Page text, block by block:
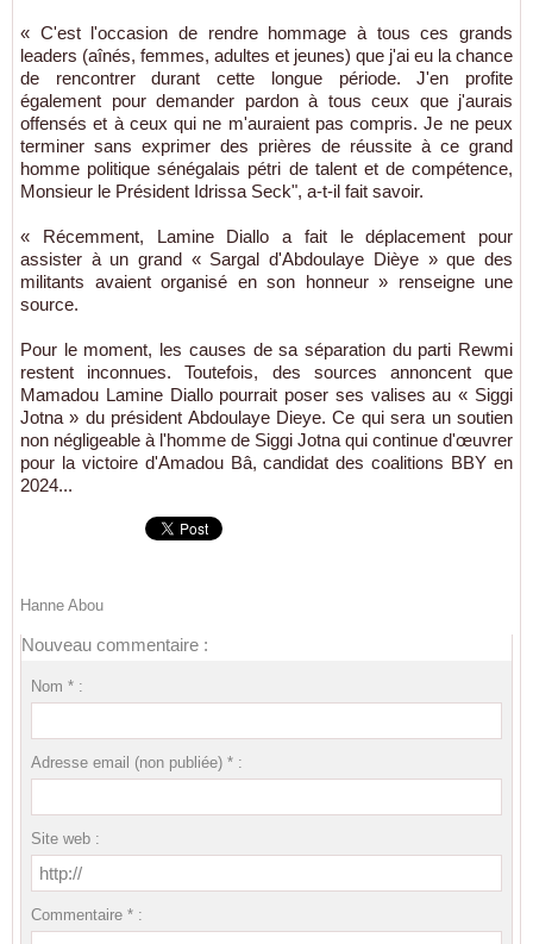
« C'est l'occasion de rendre hommage à tous ces grands
leaders (aînés, femmes, adultes et jeunes) que j'ai eu la chance
de rencontrer durant cette longue période. J'en profite
également pour demander pardon à tous ceux que j'aurais
offensés et à ceux qui ne m'auraient pas compris. Je ne peux
terminer sans exprimer des prières de réussite à ce grand
homme politique sénégalais pétri de talent et de compétence,
Monsieur le Président Idrissa Seck", a-t-il fait savoir.
« Récemment, Lamine Diallo a fait le déplacement pour
assister à un grand « Sargal d'Abdoulaye Dièye » que des
militants avaient organisé en son honneur » renseigne une
source.
Pour le moment, les causes de sa séparation du parti Rewmi
restent inconnues. Toutefois, des sources annoncent que
Mamadou Lamine Diallo pourrait poser ses valises au « Siggi
Jotna » du président Abdoulaye Dieye. Ce qui sera un soutien
non négligeable à l'homme de Siggi Jotna qui continue d'œuvrer
pour la victoire d'Amadou Bâ, candidat des coalitions BBY en
2024...
Hanne Abou
Nouveau commentaire :
Nom * :
Adresse email (non publiée) * :
Site web :
Commentaire * :